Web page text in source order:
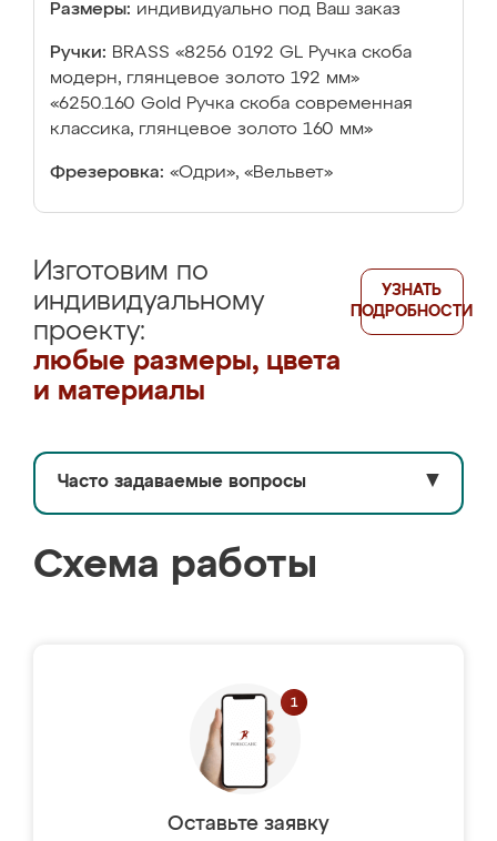
Размеры: индивидуально под Ваш заказ
Ручки: BRASS «8256 0192 GL Ручка скоба
модерн, глянцевое золото 192 мм»
«6250.160 Gold Ручка скоба современная
классика, глянцевое золото 160 мм»
Фрезеровка: «Одри», «Вельвет»
Изготовим по
индивидуальному
проекту:
любые размеры, цвета
и материалы
УЗНАТЬ
ПОДРОБНОСТИ
Часто задаваемые вопросы ▼
Схема работы
Оставьте заявку